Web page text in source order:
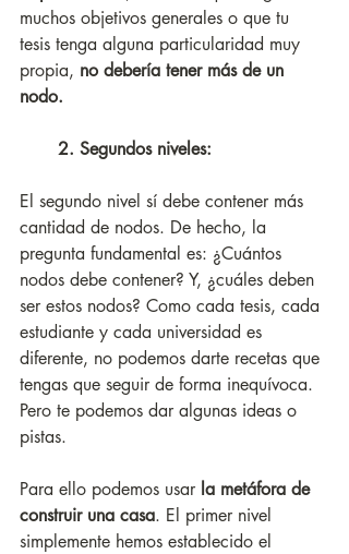
muchos objetivos generales o que tu
tesis tenga alguna particularidad muy
propia, no debería tener más de un
nodo.
       2. Segundos niveles:
El segundo nivel sí debe contener más
cantidad de nodos. De hecho, la
pregunta fundamental es: ¿Cuántos
nodos debe contener? Y, ¿cuáles deben
ser estos nodos? Como cada tesis, cada
estudiante y cada universidad es
diferente, no podemos darte recetas que
tengas que seguir de forma inequívoca.
Pero te podemos dar algunas ideas o
pistas.
Para ello podemos usar la metáfora de
construir una casa. El primer nivel
simplemente hemos establecido el